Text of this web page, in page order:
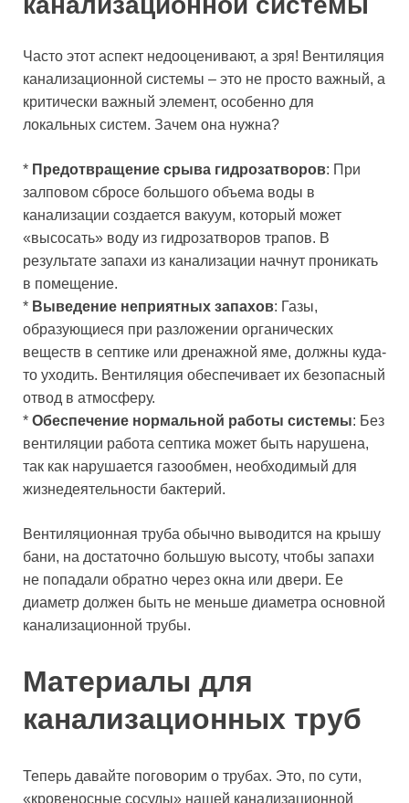
Часто этот аспект недооценивают, а зря! Вентиляция
канализационной системы – это не просто важный, а
критически важный элемент, особенно для
локальных систем. Зачем она нужна?
* Предотвращение срыва гидрозатворов: При
залповом сбросе большого объема воды в
канализации создается вакуум, который может
«высосать» воду из гидрозатворов трапов. В
результате запахи из канализации начнут проникать
в помещение.
* Выведение неприятных запахов: Газы,
образующиеся при разложении органических
веществ в септике или дренажной яме, должны куда-
то уходить. Вентиляция обеспечивает их безопасный
отвод в атмосферу.
* Обеспечение нормальной работы системы: Без
вентиляции работа септика может быть нарушена,
так как нарушается газообмен, необходимый для
жизнедеятельности бактерий.
Вентиляционная труба обычно выводится на крышу
бани, на достаточно большую высоту, чтобы запахи
не попадали обратно через окна или двери. Ее
диаметр должен быть не меньше диаметра основной
канализационной трубы.
Материалы для
канализационных труб
Теперь давайте поговорим о трубах. Это, по сути,
«кровеносные сосуды» нашей канализационной